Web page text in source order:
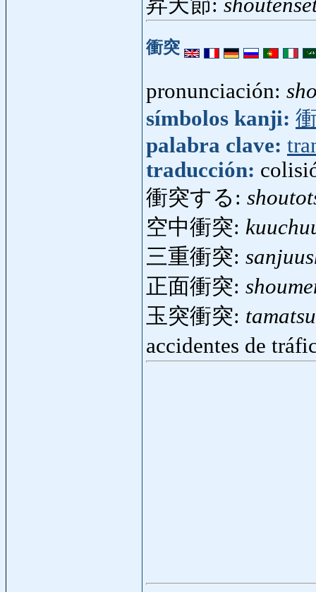
昇天節:
衝突
pronunciación:
símbolos kanji:
palabra clave:
traducción:
衝突する:
空中衝突:
三重衝突:
正面衝突:
玉突衝突:
accidentes de